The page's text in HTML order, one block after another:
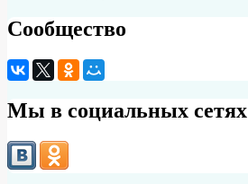
Сообщество
Мы в социальных сетях